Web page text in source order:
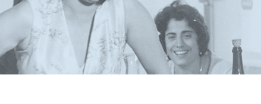
פסטיבל אנימיקס 2026
לפרטים